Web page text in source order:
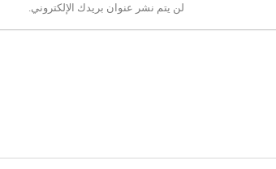
لن يتم نشر عنوان بريدك الإلكتروني.